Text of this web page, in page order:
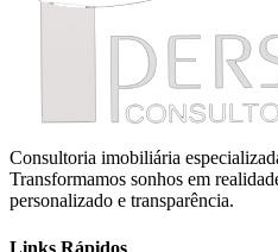
Consultoria imobiliária
Transformamos sonhos em
personalizado e transparência.
Links Rápidos